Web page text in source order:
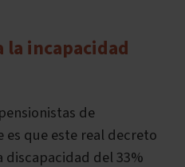
la incapacidad
de
que este real decreto
discapacidad del 33%